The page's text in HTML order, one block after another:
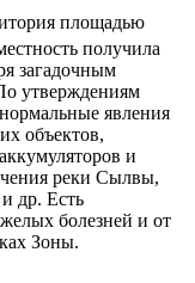
площадью
получила
загадочным
утверждениям
явления
объектов,
и
реки Сылвы,
др. Есть
болезней и от
Зоны.